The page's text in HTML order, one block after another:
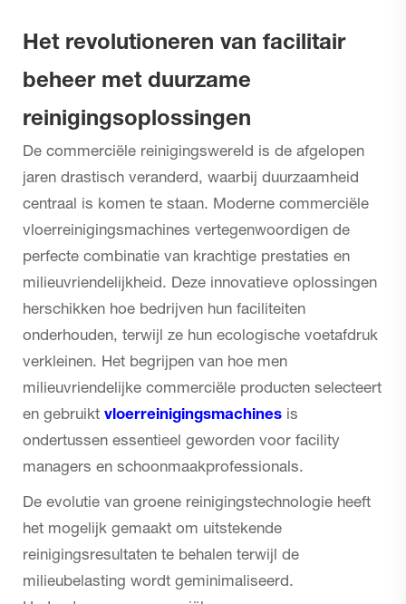
Het revolutioneren van facilitair
beheer met duurzame
reinigingsoplossingen
De commerciële reinigingswereld is de afgelopen
jaren drastisch veranderd, waarbij duurzaamheid
centraal is komen te staan. Moderne commerciële
vloerreinigingsmachines vertegenwoordigen de
perfecte combinatie van krachtige prestaties en
milieuvriendelijkheid. Deze innovatieve oplossingen
herschikken hoe bedrijven hun faciliteiten
onderhouden, terwijl ze hun ecologische voetafdruk
verkleinen. Het begrijpen van hoe men
milieuvriendelijke commerciële producten selecteert
en gebruikt vloerreinigingsmachines is
ondertussen essentieel geworden voor facility
managers en schoonmaakprofessionals.
De evolutie van groene reinigingstechnologie heeft
het mogelijk gemaakt om uitstekende
reinigingsresultaten te behalen terwijl de
milieubelasting wordt geminimaliseerd.